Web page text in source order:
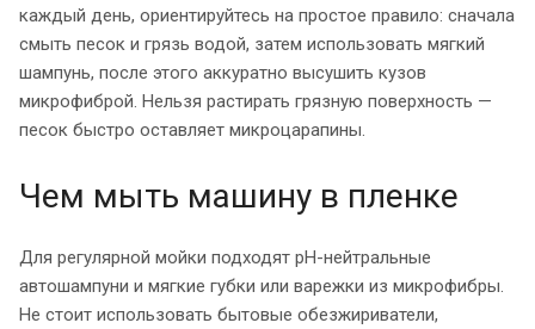
каждый день, ориентируйтесь на простое правило: сначала
смыть песок и грязь водой, затем использовать мягкий
шампунь, после этого аккуратно высушить кузов
микрофиброй. Нельзя растирать грязную поверхность —
песок быстро оставляет микроцарапины.
Чем мыть машину в пленке
Для регулярной мойки подходят pH-нейтральные
автошампуни и мягкие губки или варежки из микрофибры.
Не стоит использовать бытовые обезжириватели,